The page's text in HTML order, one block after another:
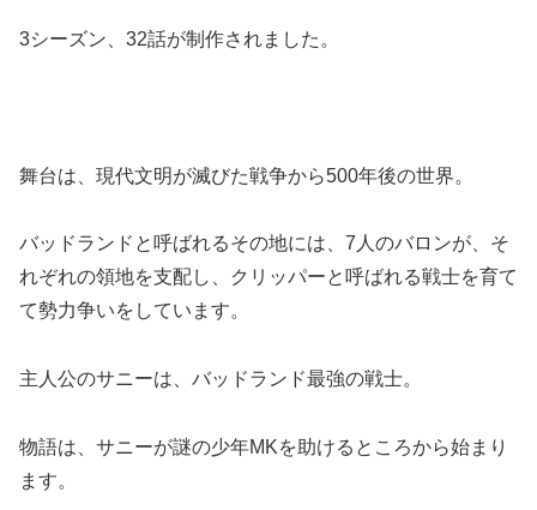
3シーズン、32話が制作されました。
舞台は、現代文明が滅びた戦争から500年後の世界。
バッドランドと呼ばれるその地には、7人のバロンが、そ
れぞれの領地を支配し、クリッパーと呼ばれる戦士を育て
て勢力争いをしています。
主人公のサニーは、バッドランド最強の戦士。
物語は、サニーが謎の少年MKを助けるところから始まり
ます。